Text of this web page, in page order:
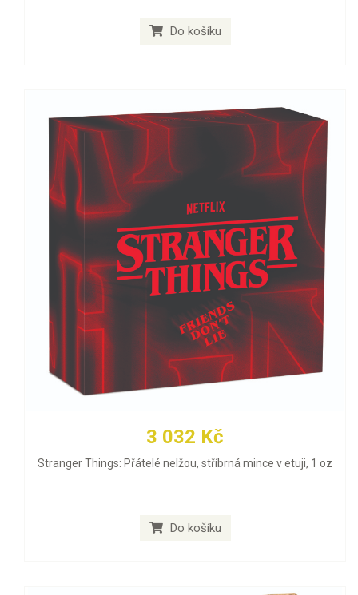
Do košíku
3 032 Kč
Stranger Things: Přátelé nelžou, stříbrná mince v etuji, 1 oz
Do košíku